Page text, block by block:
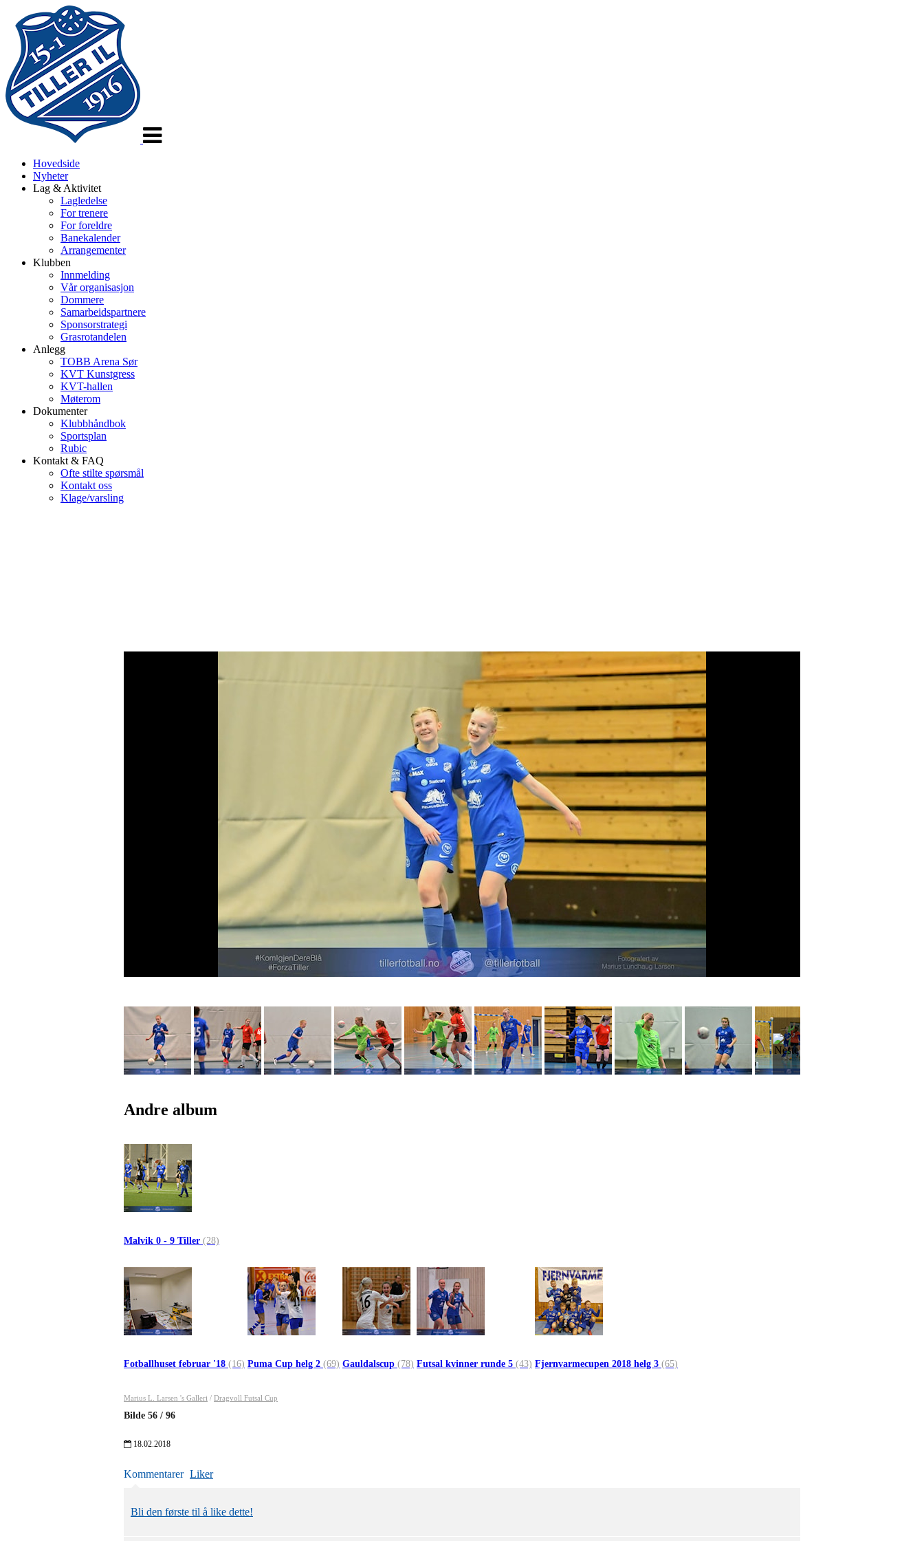
Hovedside
Nyheter
Lag & Aktivitet
Lagledelse
For trenere
For foreldre
Banekalender
Arrangementer
Klubben
Innmelding
Vår organisasjon
Dommere
Samarbeidspartnere
Sponsorstrategi
Grasrotandelen
Anlegg
TOBB Arena Sør
KVT Kunstgress
KVT-hallen
Møterom
Dokumenter
Klubbhåndbok
Sportsplan
Rubic
Kontakt & FAQ
Ofte stilte spørsmål
Kontakt oss
Klage/varsling
Andre album
Malvik 0 - 9 Tiller (28)
Fotballhuset februar '18 (16) Puma Cup helg 2 (69) Gauldalscup (78) Futsal kvinner runde 5 (43) Fjernvarmecupen 2018 helg 3 (65)
Marius L. Larsen 's Galleri / Dragvoll Futsal Cup
Bilde 56 / 96
18.02.2018
Kommentarer Liker
Bli den første til å like dette!